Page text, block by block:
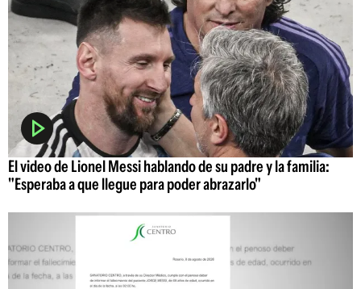
El video de Lionel Messi hablando de su padre y la familia:
"Esperaba a que llegue para poder abrazarlo"